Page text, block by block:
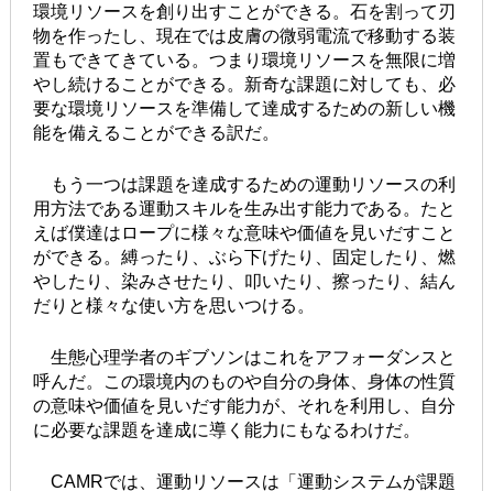
環境リソースを創り出すことができる。石を割って刃
物を作ったし、現在では皮膚の微弱電流で移動する装
置もできてきている。つまり環境リソースを無限に増
やし続けることができる。新奇な課題に対しても、必
要な環境リソースを準備して達成するための新しい機
能を備えることができる訳だ。
もう一つは課題を達成するための運動リソースの利
用方法である運動スキルを生み出す能力である。たと
えば僕達はロープに様々な意味や価値を見いだすこと
ができる。縛ったり、ぶら下げたり、固定したり、燃
やしたり、染みさせたり、叩いたり、擦ったり、結ん
だりと様々な使い方を思いつける。
生態心理学者のギブソンはこれをアフォーダンスと
呼んだ。この環境内のものや自分の身体、身体の性質
の意味や価値を見いだす能力が、それを利用し、自分
に必要な課題を達成に導く能力にもなるわけだ。
CAMRでは、運動リソースは「運動システムが課題